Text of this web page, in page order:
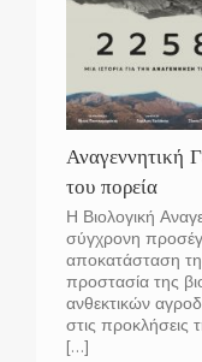
Αναγεννητική
του πορεία
Η Βιολογική
σύγχρονη
αποκατάσταση
προστασία της
ανθεκτικών
στις προκλήσεις
[...]